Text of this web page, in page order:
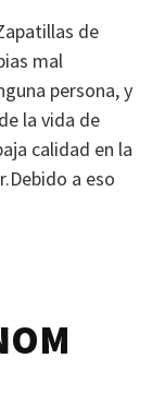
de
mal
persona, y
la vida de
calidad en la
a eso